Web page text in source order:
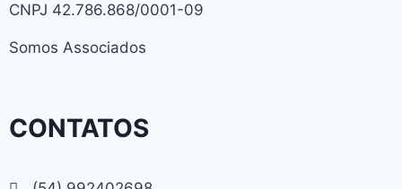
CNPJ 42.786.868/0001-09
Somos Associados
CONTATOS